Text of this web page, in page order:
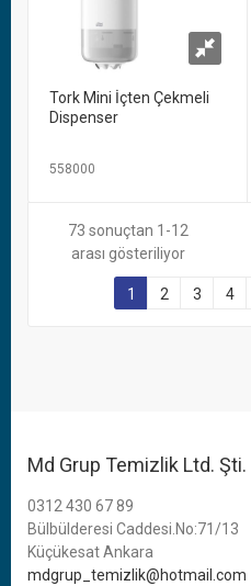
Tork Mini İçten Çekmeli
Dispenser
558000
73 sonuçtan 1-12
arası gösteriliyor
1 2 3 4
Md Grup Temizlik Ltd. Şti.
0312 430 67 89
Bülbülderesi Caddesi.No:71/13
Küçükesat Ankara
mdgrup_temizlik@hotmail.com